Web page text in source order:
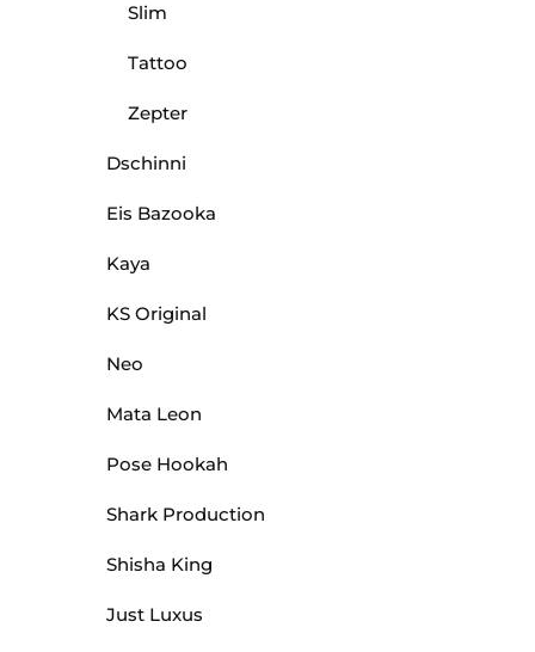
Slim
Tattoo
Zepter
Dschinni
Eis Bazooka
Kaya
KS Original
Neo
Mata Leon
Pose Hookah
Shark Production
Shisha King
Just Luxus